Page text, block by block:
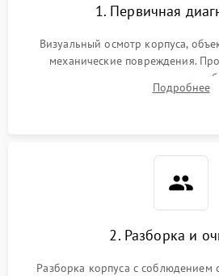
1. Первичная
Визуальный осмотр корпуса,
механические повреждения.
включение, считывание кодов
матрицы и затвора, проверкаПодробнее
2. Разборка и
Разборка корпуса с соблюдением